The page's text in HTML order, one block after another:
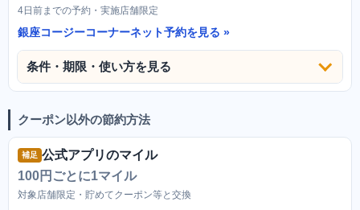
4日前までの予約・実施店舗限定
銀座コージーコーナーネット予約を見る
条件・期限・使い方を見る
クーポン以外の節約方法
補足 公式アプリのマイル
100円ごとに1マイル
対象店舗限定・貯めてクーポン等と交換